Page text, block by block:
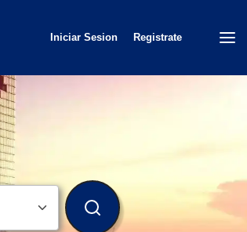
Iniciar Sesion Registrate
BUSCAR